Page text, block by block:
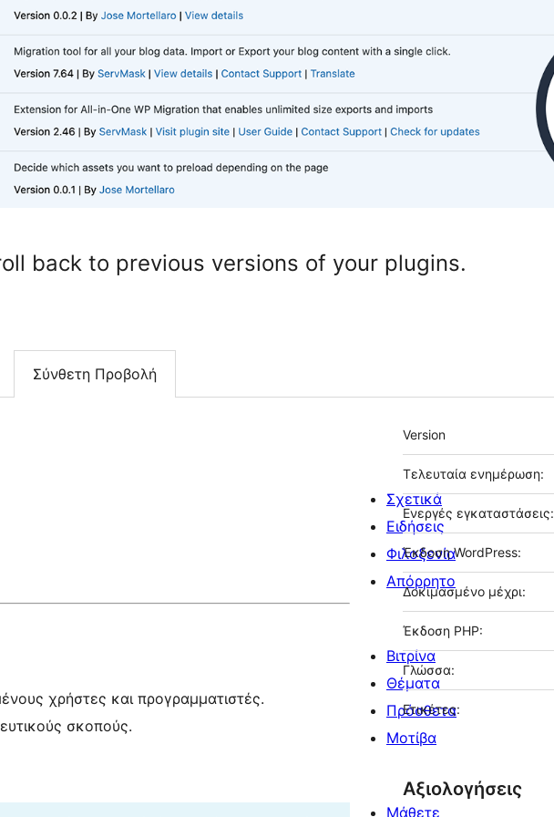
back to previous versions of your plugins.
Σύνθετη Προβολή
χρήστες και προγραμματιστές.
σκοπούς.
Μεταστοιχεία
Version
Τελευταία ενημέρωση:
Ενεργές εγκαταστάσεις:
Έκδοση WordPress:
Δοκιμασμένο μέχρι:
Έκδοση PHP:
Γλώσσα:
Ετικέτες:
Αξιολογήσεις
Σχετικά
Ειδήσεις
Φιλοξενία
Απόρρητο
Βιτρίνα
Θέματα
Πρόσθετα
Μοτίβα
Μάθετε